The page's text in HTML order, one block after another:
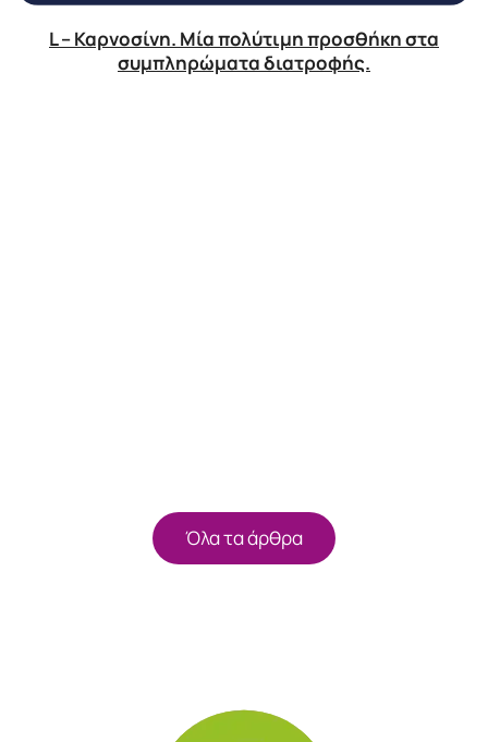
L – Καρνοσίνη. Μία πολύτιμη προσθήκη στα
συμπληρώματα διατροφής.
Όλα τα άρθρα